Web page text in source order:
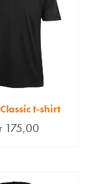
t-shirt
175,00